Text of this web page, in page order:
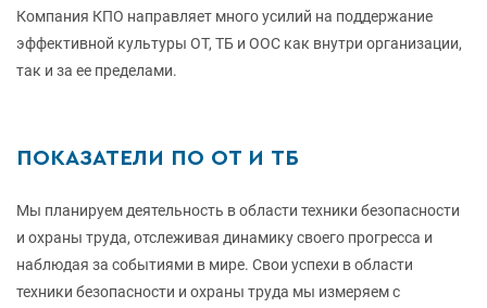
Компания КПО направляет много усилий на поддержание
эффективной культуры ОТ, ТБ и ООС как внутри организации,
так и за ее пределами.
ПОКАЗАТЕЛИ ПО ОТ И ТБ
Мы планируем деятельность в области техники безопасности
и охраны труда, отслеживая динамику своего прогресса и
наблюдая за событиями в мире. Свои успехи в области
техники безопасности и охраны труда мы измеряем с